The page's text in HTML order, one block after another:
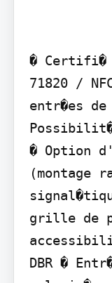
� Certifi�
71820 /
entr�es
� Option
(montage
grille de
DBR �